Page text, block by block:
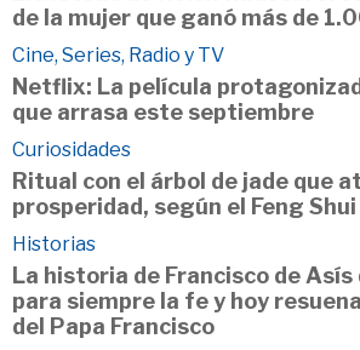
de la mujer que ganó más de
Cine, Series, Radio y TV
Netflix: La película
que arrasa este septiembre
Curiosidades
Ritual con el árbol de jade que
prosperidad, según el Feng Shui
Historias
La historia de Francisco de Asís
para siempre la fe y hoy
del Papa Francisco